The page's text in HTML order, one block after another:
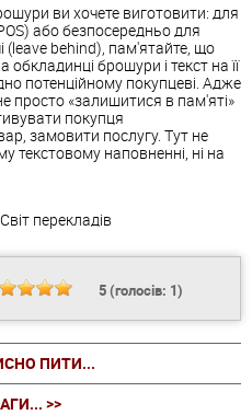
ви хочете виготовити: для
або безпосередньо для
(leave behind), пам'ятайте, що
обкладинці брошури і текст на її
потенційному покупцеві. Адже
просто «залишитися в пам'яті»
покупця
замовити послугу. Тут не
текстовому наповненні, ні на
Світ перекладів
5(голосів: 1)
ПИТИ...
>>